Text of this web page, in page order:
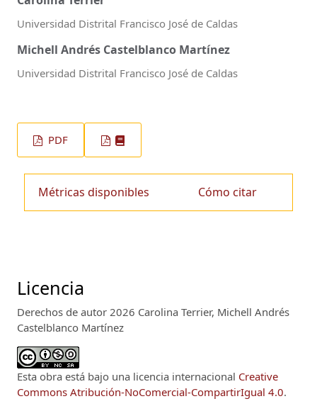
Universidad Distrital Francisco José de Caldas
Michell Andrés Castelblanco Martínez
Universidad Distrital Francisco José de Caldas
PDF
Métricas disponibles Cómo citar
Licencia
Derechos de autor 2026 Carolina Terrier, Michell Andrés
Castelblanco Martínez
Esta obra está bajo una licencia internacional Creative
Commons Atribución-NoComercial-CompartirIgual 4.0.